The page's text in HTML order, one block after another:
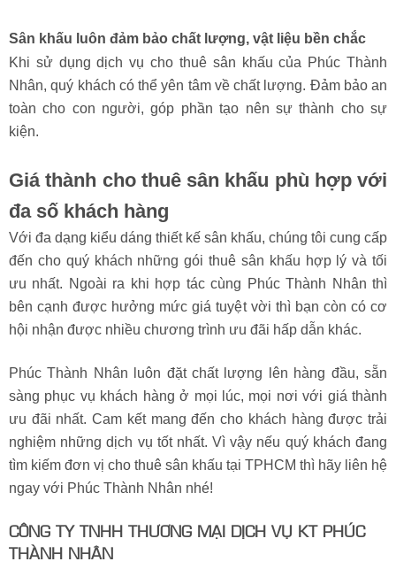
Kiểu sân khấu đa dạng, sáng tạo
Với nhiều kinh nghiệm, các kĩ thuật viên sẽ đưa ra cho quý
khách hàng những thiết kế sân khấu sáng tạo, linh hoạt về
kích thước cũng như về hình dáng. Đa dạng kiểu dáng phù
hợp với địa hình tổ chức sự kiện.
Sân khấu luôn đảm bảo chất lượng, vật liệu bền chắc
Khi sử dụng dịch vụ cho thuê sân khấu của Phúc Thành
Nhân, quý khách có thể yên tâm về chất lượng. Đảm bảo an
toàn cho con người, góp phần tạo nên sự thành cho sự
Giá thành cho thuê sân khấu phù hợp với
Với đa dạng kiểu dáng thiết kế sân khấu, chúng tôi cung cấp
đến cho quý khách những gói thuê sân khấu hợp lý và tối
ưu nhất. Ngoài ra khi hợp tác cùng Phúc Thành Nhân thì
bên cạnh được hưởng mức giá tuyệt vời thì bạn còn có cơ
hội nhận được nhiều chương trình ưu đãi hấp dẫn khác.
sàng phục vụ khách hàng ở mọi lúc, mọi nơi với giá thành
ưu đãi nhất. Cam kết mang đến cho khách hàng được trải